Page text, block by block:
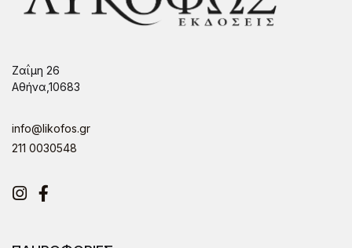
Ζαΐμη 26
Αθήνα,10683
info@likofos.gr
211 0030548
Instagram
Facebook